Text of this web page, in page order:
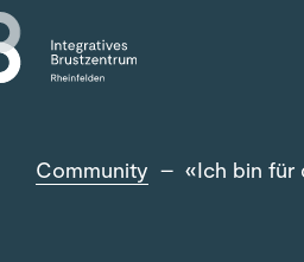
Community – «Ich bin für